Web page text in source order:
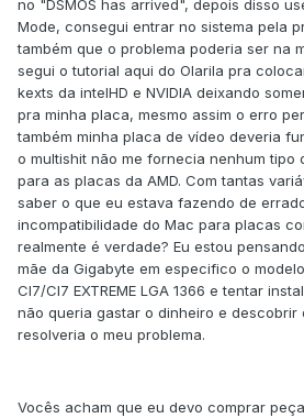
no "DSMOS has arrived", depois disso
Mode, consegui entrar no sistema pela
também que o problema poderia ser na
segui o tutorial aqui do Olarila pra
kexts da intelHD e NVIDIA deixando
pra minha placa, mesmo assim o erro
também minha placa de vídeo deveria
o multishit não me fornecia nenhum tipo
para as placas da AMD. Com tantas
saber o que eu estava fazendo de
incompatibilidade do Mac para placas
realmente é verdade? Eu estou
mãe da Gigabyte em especifico o
CI7/CI7 EXTREME LGA 1366 e tentar
não queria gastar o dinheiro e descobrir
resolveria o meu problema.
Vocês acham que eu devo comprar